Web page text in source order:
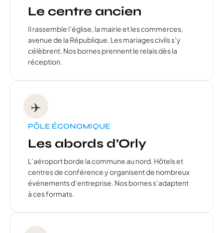
Le centre ancien
Il rassemble l’église, la mairie et les commerces,
avenue de la République. Les mariages civils s’y
célèbrent. Nos bornes prennent le relais dès la
réception.
✈️
PÔLE ÉCONOMIQUE
Les abords d’Orly
L’aéroport borde la commune au nord. Hôtels et
centres de conférence y organisent de nombreux
événements d’entreprise. Nos bornes s’adaptent
à ces formats.